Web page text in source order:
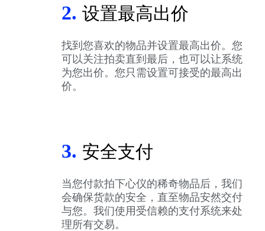
2. 设置最高出价
找到您喜欢的物品并设置最高出价。您
可以关注拍卖直到最后，也可以让系统
为您出价。您只需设置可接受的最高出
价。
3. 安全支付
当您付款拍下心仪的稀奇物品后，我们
会确保货款的安全，直至物品安然交付
与您。我们使用受信赖的支付系统来处
理所有交易。